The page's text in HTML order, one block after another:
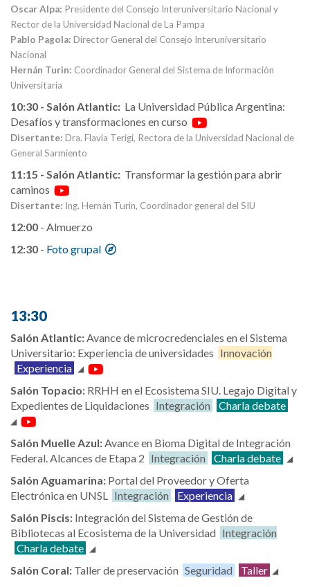
Oscar Alpa: Presidente del Consejo Interuniversitario Nacional y
Rector de la Universidad Nacional de La Pampa
Pablo Pagola: Director General del Consejo Interuniversitario
Nacional
Hernán Turin: Coordinador General del Sistema de Información
Universitaria
10:30 - Salón Atlantic: La Universidad Pública Argentina:
Desafíos y transformaciones en curso
Disertante: Dra. Flavia Terigi, Rectora de la Universidad Nacional de
General Sarmiento
11:15 - Salón Atlantic: Transformar la gestión para abrir
caminos
Disertante: Ing. Hernán Turin, Coordinador general del SIU
12:00 - Almuerzo
12:30 - Foto grupal
13:30
Salón Atlantic:Avance de microcredenciales en el Sistema
Universitario: Experiencia de universidades Innovación
Experiencia
Salón Topacio: RRHH en el Ecosistema SIU. Legajo Digital y
Expedientes de Liquidaciones Integración Charla debate
Salón Muelle Azul:Avance en Bioma Digital de Integración
Federal. Alcances de Etapa 2 Integración
Charla debate
Salón Aguamarina: Portal del Proveedor y Oferta
Electrónica en UNSL Integración
Experiencia
Salón Piscis: Integración del Sistema de Gestión de
Bibliotecas al Ecosistema de la Universidad Integración
Charla debate
Salón Coral: Taller de preservación Seguridad
Taller